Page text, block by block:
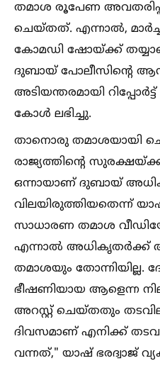
തമാശ രൂപേണ
ചെയ്തത്. എന്നാല്‍,
കോമഡി ഷോയ്ക്ക്
ദുബായ് പോലീസിന്റെ
അടിയന്തരമായി
കോള്‍ ലഭിച്ചു.
താനൊരു തമാശയായി
രാജ്യത്തിന്റെ
ഒന്നായാണ് ദുബായ്
വിലയിരുത്തിയതെന്ന്
സാധാരണ തമാശ
എന്നാല്‍ അധികൃതർക്ക്
തമാശയും തോന്നിയില്ല.
ഭീഷണിയായ ആളെന്ന
അറസ്റ്റ് ചെയ്തതും
ദിവസമാണ് എനിക്ക്
വന്നത്," യാഷ് ഭരദ്വാജ്